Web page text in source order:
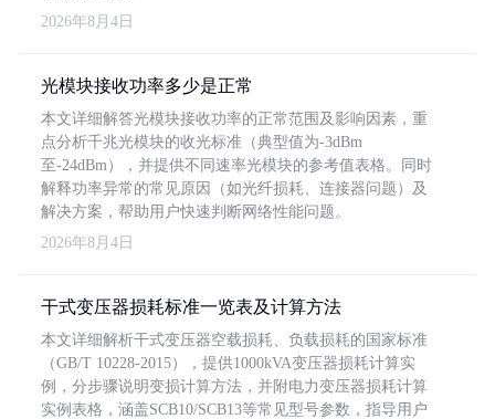
2026年8月4日
光模块接收功率多少是正常
本文详细解答光模块接收功率的正常范围及影响因素，重
点分析千兆光模块的收光标准（典型值为-3dBm
至-24dBm），并提供不同速率光模块的参考值表格。同时
解释功率异常的常见原因（如光纤损耗、连接器问题）及
解决方案，帮助用户快速判断网络性能问题。
2026年8月4日
干式变压器损耗标准一览表及计算方法
本文详细解析干式变压器空载损耗、负载损耗的国家标准
（GB/T 10228-2015），提供1000kVA变压器损耗计算实
例，分步骤说明变损计算方法，并附电力变压器损耗计算
实例表格，涵盖SCB10/SCB13等常见型号参数，指导用户